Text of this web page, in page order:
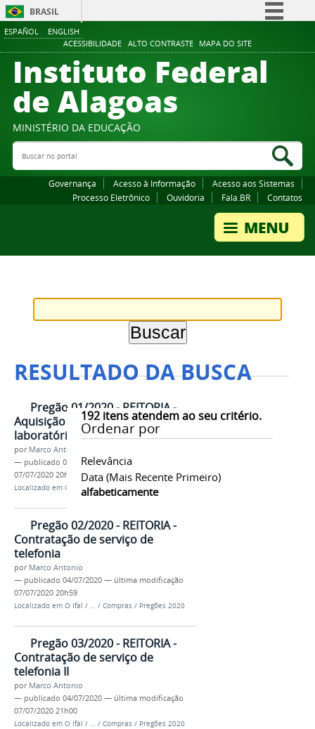
ESPAÑOL ENGLISH
ACESSIBILIDADE ALTO CONTRASTE MAPA DO SITE
BRASIL
Comunica BR
Participe
Canais
Instituto Federal
de Alagoas
MINISTÉRIO DA EDUCAÇÃO
Buscar no portal
Governança Acesso à Informação
Acesso aos Sistemas
Processo Eletrônico
Ouvidoria Fala.BR Contatos
RESULTADO DA BUSCA
192itens atendem ao seu critério.
Ordenar por
Relevância
Data (mais Recente Primeiro)
alfabeticamente
Pregão 01/2020 - REITORIA -
Aquisição de materiais para
laboratório
por Marco Antonio
— publicado 04/07/2020—última modificação
07/07/2020 20h58
Localizado em O Ifal /…/Compras / Pregões 2020
Pregão 02/2020 - REITORIA -
Contratação de serviço de
telefonia
por Marco Antonio
— publicado 04/07/2020 — última modificação
07/07/2020 20h59
Localizado em O Ifal / … / Compras / Pregões 2020
Pregão 03/2020 - REITORIA -
Contratação de serviço de
telefonia II
por Marco Antonio
— publicado 04/07/2020 — última modificação
07/07/2020 21h00
Localizado em O Ifal / … / Compras / Pregões 2020